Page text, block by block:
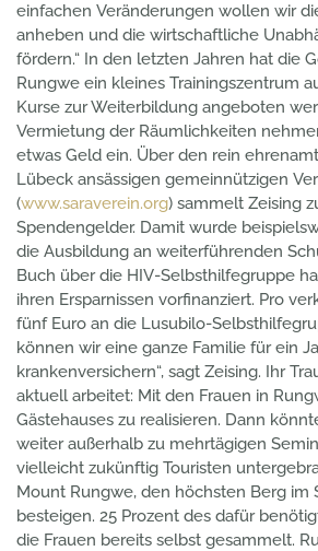
einfachen Veränderungen wollen wir
anheben und die wirtschaftliche
fördern.“ In den letzten Jahren hat die
Rungwe ein kleines Trainingszentrum
Kurse zur Weiterbildung angeboten
Vermietung der Räumlichkeiten
etwas Geld ein. Über den rein
Lübeck ansässigen gemeinnützigen
(www.saraverein.org) sammelt Zeising
Spendengelder. Damit wurde
die Ausbildung an weiterführenden
Buch über die HIV-Selbsthilfegruppe
ihren Ersparnissen vorfinanziert. Pro
fünf Euro an die Lusubilo-
können wir eine ganze Familie für ein
krankenversichern“, sagt Zeising. Ihr
aktuell arbeitet: Mit den Frauen in
Gästehauses zu realisieren. Dann
weiter außerhalb zu mehrtägigen
vielleicht zukünftig Touristen
Mount Rungwe, den höchsten Berg im
besteigen. 25 Prozent des dafür
die Frauen bereits selbst gesammelt.